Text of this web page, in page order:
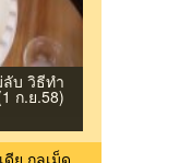
ลับ วิธีทํา
ก.ย.58)